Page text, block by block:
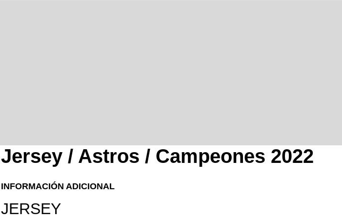
Jersey / Astros / Campeones 2022
INFORMACIÓN ADICIONAL
JERSEY